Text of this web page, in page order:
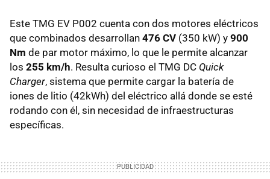
Este TMG EV P002 cuenta con dos motores eléctricos
que combinados desarrollan 476 CV (350 kW) y 900
Nm de par motor máximo, lo que le permite alcanzar
los 255 km/h. Resulta curioso el TMG DC Quick
Charger, sistema que permite cargar la batería de
iones de litio (42kWh) del eléctrico allá donde se esté
rodando con él, sin necesidad de infraestructuras
específicas.